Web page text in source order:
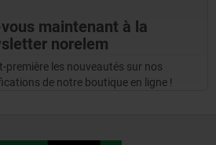
maintenant à la
norelem
première les nouveautés sur nos
de notre boutique en ligne !